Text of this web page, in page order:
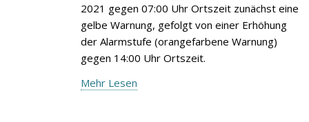
2021 gegen 07:00 Uhr Ortszeit zunächst eine
gelbe Warnung, gefolgt von einer Erhöhung
der Alarmstufe (orangefarbene Warnung)
gegen 14:00 Uhr Ortszeit.
Mehr Lesen